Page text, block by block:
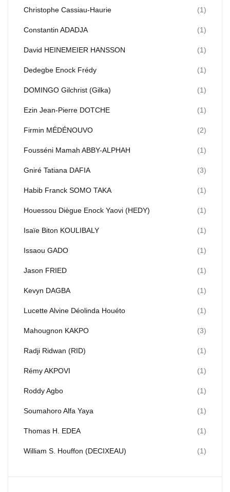
Christophe Cassiau-Haurie (1)
Constantin ADADJA (1)
David HEINEMEIER HANSSON (1)
Dedegbe Enock Frédy (1)
DOMINGO Gilchrist (Gilka) (1)
Ezin Jean-Pierre DOTCHE (1)
Firmin MÉDÉNOUVO (2)
Fousséni Mamah ABBY-ALPHAH (1)
Gniré Tatiana DAFIA (3)
Habib Franck SOMO TAKA (1)
Houessou Diègue Enock Yaovi (HEDY) (1)
Isaïe Biton KOULIBALY (1)
Issaou GADO (1)
Jason FRIED (1)
Kevyn DAGBA (1)
Lucette Alvine Déolinda Houéto (1)
Mahougnon KAKPO (3)
Radji Ridwan (RID) (1)
Rémy AKPOVI (1)
Roddy Agbo (1)
Soumahoro Alfa Yaya (1)
Thomas H. EDEA (1)
William S. Houffon (DECIXEAU) (1)